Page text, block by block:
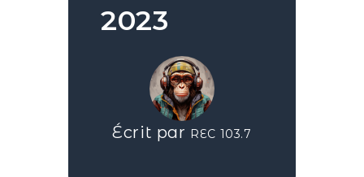
2023
Écrit par REC 103.7